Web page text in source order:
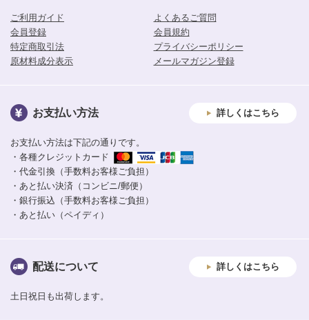
ご利用ガイド
よくあるご質問
会員登録
会員規約
特定商取引法
プライバシーポリシー
原材料成分表示
メールマガジン登録
お支払い方法 詳しくはこちら
お支払い方法は下記の通りです。
・各種クレジットカード
・代金引換（手数料お客様ご負担）
・あと払い決済（コンビニ/郵便）
・銀行振込（手数料お客様ご負担）
・あと払い（ペイディ）
配送について 詳しくはこちら
土日祝日も出荷します。